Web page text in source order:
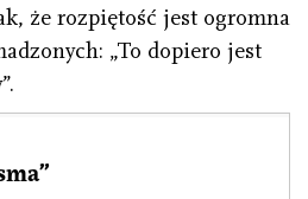
że rozpiętość jest ogromna
„To dopiero jest